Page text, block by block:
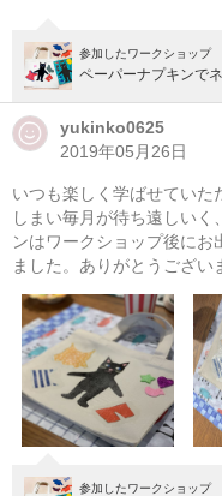
参加したワークショップ
ペーパーナプキンで
yukinko0625
2019年05月26日
いつも楽しく学ばせていた
しまい毎月が待ち遠しい
ンはワークショップ後にお
ました。ありがとうござい
参加したワークショップ